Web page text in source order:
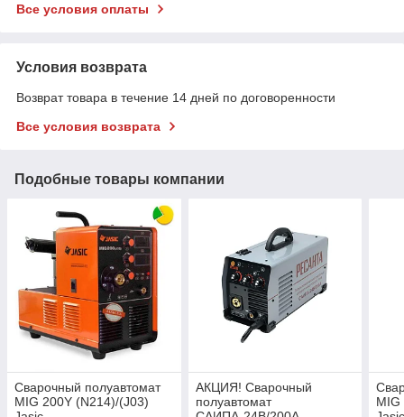
Все условия оплаты
Условия возврата
Возврат товара в течение 14 дней по договоренности
Все условия возврата
Подобные товары компании
Сварочный полуавтомат
MIG 200Y (N214)/(J03)
АКЦИЯ! Сварочный
полуавтомат
MIG